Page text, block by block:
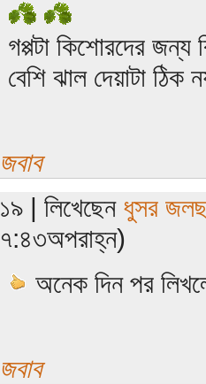
গপ্পটা কিশোরদের জন্য
বেশি ঝাল দেয়াটা ঠিক
জবাব
১৯ | লিখেছেন ধুসর
৭:৪৩অপরাহ্ন)
অনেক দিন পর
জবাব